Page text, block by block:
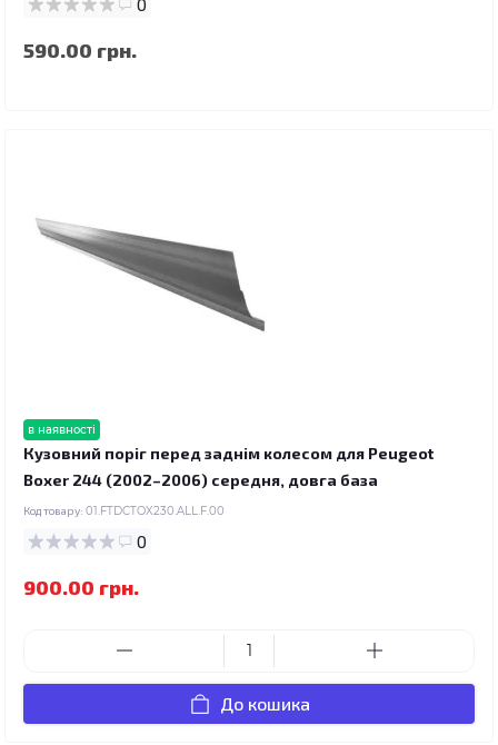
590.00 грн.
в наявності
Кузовний поріг перед заднім колесом для Peugeot
Boxer 244 (2002–2006) середня, довга база
Код товару: 01.FTDCTOX230.ALL.F.00
0
900.00 грн.
До кошика